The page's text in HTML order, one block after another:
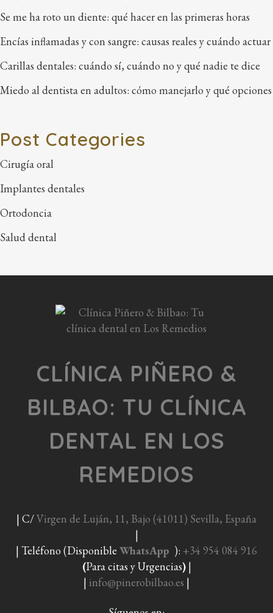
Se me ha roto un diente: qué hacer en las primeras horas
Encías inflamadas y con sangre: causas reales y cuándo actuar
Carillas dentales: cuándo sí, cuándo no y qué nadie te dice
Miedo al dentista en adultos: cómo manejarlo y qué
Post Categories
Cirugía oral
Implantes dentales
Ortodoncia
Salud dental
CLÍNICA PIÑERO &
BILBAO: TU CLÍNICA
DENTAL EN LOS
REMEDIOS
| C/Virgen de Luján, 11, Bajo (41011) Sevilla, España
|
| Teléfono (Disponible WhatsApp ): +34 954 084 916
(Para citas y Urgencias)|
| info@pinerobilbao.es |